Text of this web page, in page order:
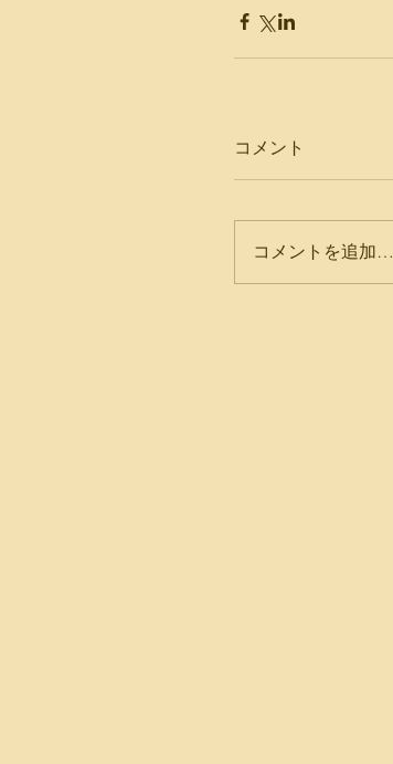
コメント
コメントを追加…